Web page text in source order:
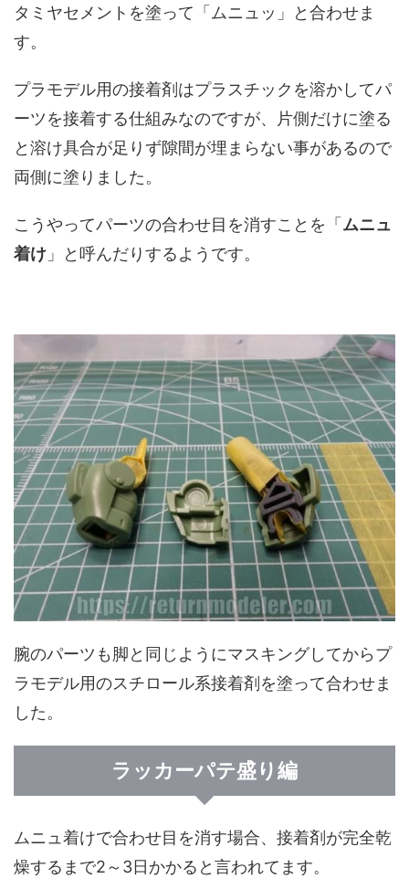
タミヤセメントを塗って「ムニュッ」と合わせま
す。
プラモデル用の接着剤はプラスチックを溶かしてパ
ーツを接着する仕組みなのですが、片側だけに塗る
と溶け具合が足りず隙間が埋まらない事があるので
両側に塗りました。
こうやってパーツの合わせ目を消すことを「 ムニュ
着け 」と呼んだりするようです。
腕のパーツも脚と同じようにマスキングしてからプ
ラモデル用のスチロール系接着剤を塗って合わせま
した。
ラッカーパテ盛り編
ムニュ着けで合わせ目を消す場合、接着剤が完全乾
燥するまで2～3日かかると言われてます。